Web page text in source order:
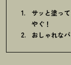
サッと塗っ
やぐ ！
おしゃれな